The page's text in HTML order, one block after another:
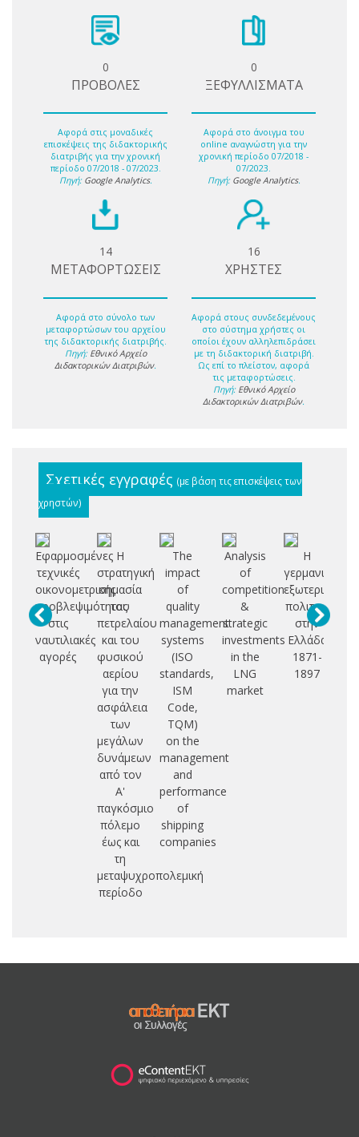
0
ΠΡΟΒΟΛΕΣ
Αφορά στις μοναδικές
επισκέψεις της διδακτορικής
διατριβής για την χρονική
περίοδο 07/2018 - 07/2023.
Πηγή: Google Analytics.
0
ΞΕΦΥΛΛΙΣΜΑΤΑ
Αφορά στο άνοιγμα του
online αναγνώστη για την
χρονική περίοδο 07/2018 -
07/2023.
Πηγή: Google Analytics.
14
ΜΕΤΑΦΟΡΤΩΣΕΙΣ
Αφορά στο σύνολο των
μεταφορτώσων του αρχείου
της διδακτορικής διατριβής.
Πηγή: Εθνικό Αρχείο
Διδακτορικών Διατριβών.
16
ΧΡΗΣΤΕΣ
Αφορά στους συνδεδεμένους
στο σύστημα χρήστες οι
οποίοι έχουν αλληλεπιδράσει
με τη διδακτορική διατριβή.
Ως επί το πλείστον, αφορά
τις μεταφορτώσεις.
Πηγή: Εθνικό Αρχείο
Διδακτορικών Διατριβών.
Σχετικές εγγραφές (με βάση τις επισκέψεις των
χρηστών)
Εφαρμοσμένες
τεχνικές
οικονομετρικής
προβλεψιμότητας
στις
ναυτιλιακές
αγορές
Η
στρατηγική
σημασία
του
πετρελαίου
και του
φυσικού
αερίου
για την
ασφάλεια
των
μεγάλων
δυνάμεων
από τον
Α'
παγκόσμιο
πόλεμο
έως και
τη
μεταψυχροπολεμική
περίοδο
The
impact
of
quality
management
systems
(ISO
standards,
ISM
Code,
TQM)
on the
management
and
performance
of
shipping
companies
Analysis
of
competition
&
strategic
investments
in the
LNG
market
Η
γερμανική
εξωτερική
πολιτική
στην
Ελλάδα
1871-
1897